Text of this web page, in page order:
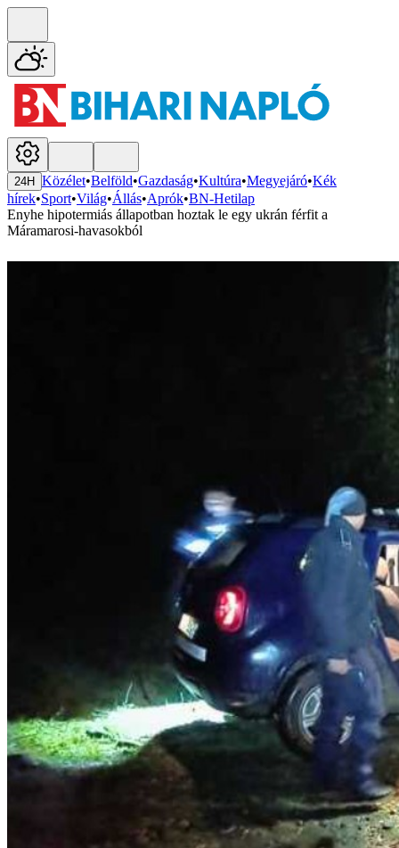
24H Közélet•Belföld•Gazdaság•Kultúra•Megyejáró•Kék
hírek•Sport•Világ•Állás•Aprók•BN-Hetilap
Enyhe hipotermiás állapotban hoztak le egy ukrán férfit a
Máramarosi-havasokból